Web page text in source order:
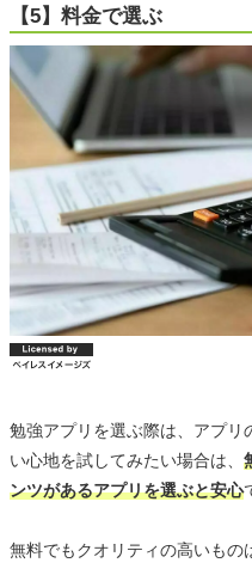
【5】料金で選ぶ
勉強アプリを選ぶ際は、アプリ
い心地を試してみたい場合は、
ンツがあるアプリを選ぶと安心
無料でもクオリティの高いも